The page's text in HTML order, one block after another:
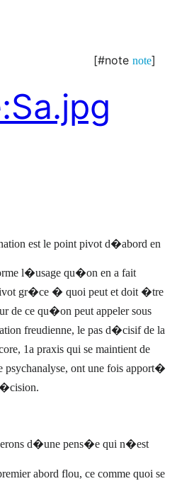
1967 [#note note]
est le point pivot d�abord en
l�usage qu�on en a fait
gr�ce � quoi peut et doit �tre
de ce qu�on peut appeler sous
freudienne, le pas d�cisif de la
1a praxis qui se maintient de
psychanalyse, ont une fois apport�
d�une pens�e qui n�est
abord flou, ce comme quoi se